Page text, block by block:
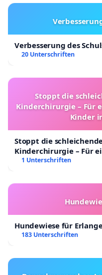
Verbesserung des
20 Unterschriften
Stoppt die
Kinderchirurgie – Für
Kinder
Stoppt die
Kinderchirurgie – Für
Kinder in Deutschland
1 Unterschriften
Hundewiese für
183 Unterschriften